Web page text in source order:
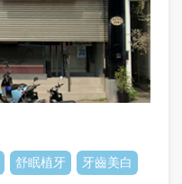
舒眠植牙 牙齒美白